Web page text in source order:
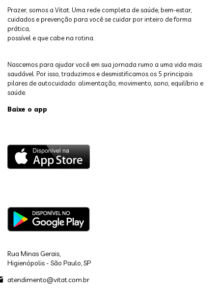
Prazer, somos a Vitat. Uma rede completa de saúde, bem-estar,
cuidados e prevenção para você se cuidar por inteiro de forma
prática,
possível e que cabe na rotina.
Nascemos para ajudar você em sua jornada rumo a uma vida mais
saudável. Por isso, traduzimos e desmistificamos os 5 principais
pilares de autocuidado: alimentação, movimento, sono, equilíbrio e
saúde.
Baixe o app
Rua Minas Gerais,
Higienópolis - São Paulo, SP
atendimento@vitat.com.br